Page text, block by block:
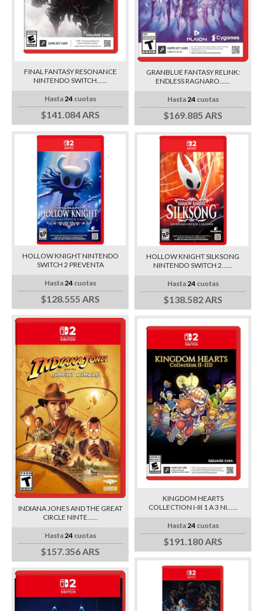
FINAL FANTASY RESONANCE
NINTENDO SWITCH......
Hasta24cuotas
$141.084 ARS
GRANBLUE FANTASY RELINK:
ENDLESS RAGNARO......
Hasta 24cuotas
$169.885 ARS
HOLLOW KNIGHT NINTENDO
SWITCH 2 PREVENTA
Hasta 24cuotas
$128.555 ARS
HOLLOW KNIGHT SILKSONG
NINTENDO SWITCH 2......
Hasta 24cuotas
$138.582 ARS
INDIANA JONES AND THE GREAT
CIRCLE NINTE......
Hasta24cuotas
$157.356 ARS
KINGDOM HEARTS
COLLECTION I-III 1 A 3 NI......
Hasta24cuotas
$191.180 ARS